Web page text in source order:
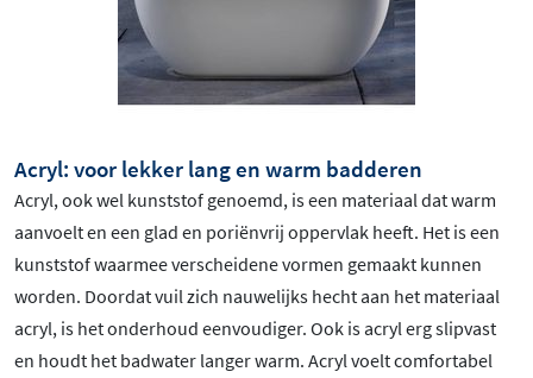
Acryl: voor lekker lang en warm badderen
Acryl, ook wel kunststof genoemd, is een materiaal dat warm
aanvoelt en een glad en poriënvrij oppervlak heeft. Het is een
kunststof waarmee verscheidene vormen gemaakt kunnen
worden. Doordat vuil zich nauwelijks hecht aan het materiaal
acryl, is het onderhoud eenvoudiger. Ook is acryl erg slipvast
en houdt het badwater langer warm. Acryl voelt comfortabel